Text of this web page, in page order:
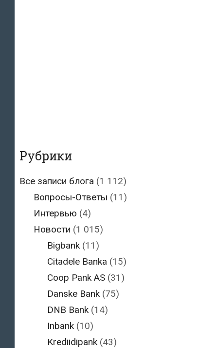
Рубрики
Все записи блога (1 112)
Вопросы-Ответы (11)
Интервью (4)
Новости (1 015)
Bigbank (11)
Citadele Banka (15)
Coop Pank AS (31)
Danske Bank (75)
DNB Bank (14)
Inbank (10)
Krediidipank (43)